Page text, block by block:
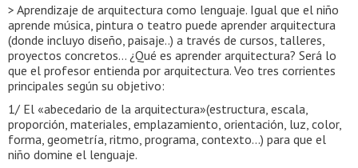
> Aprendizaje de arquitectura como lenguaje. Igual que el niño
aprende música, pintura o teatro puede aprender arquitectura
(donde incluyo diseño, paisaje..) a través de cursos, talleres,
proyectos concretos… ¿Qué es aprender arquitectura? Será lo
que el profesor entienda por arquitectura. Veo tres corrientes
principales según su objetivo:
1/ El «abecedario de la arquitectura»(estructura, escala,
proporción, materiales, emplazamiento, orientación, luz, color,
forma, geometría, ritmo, programa, contexto…) para que el
niño domine el lenguaje.